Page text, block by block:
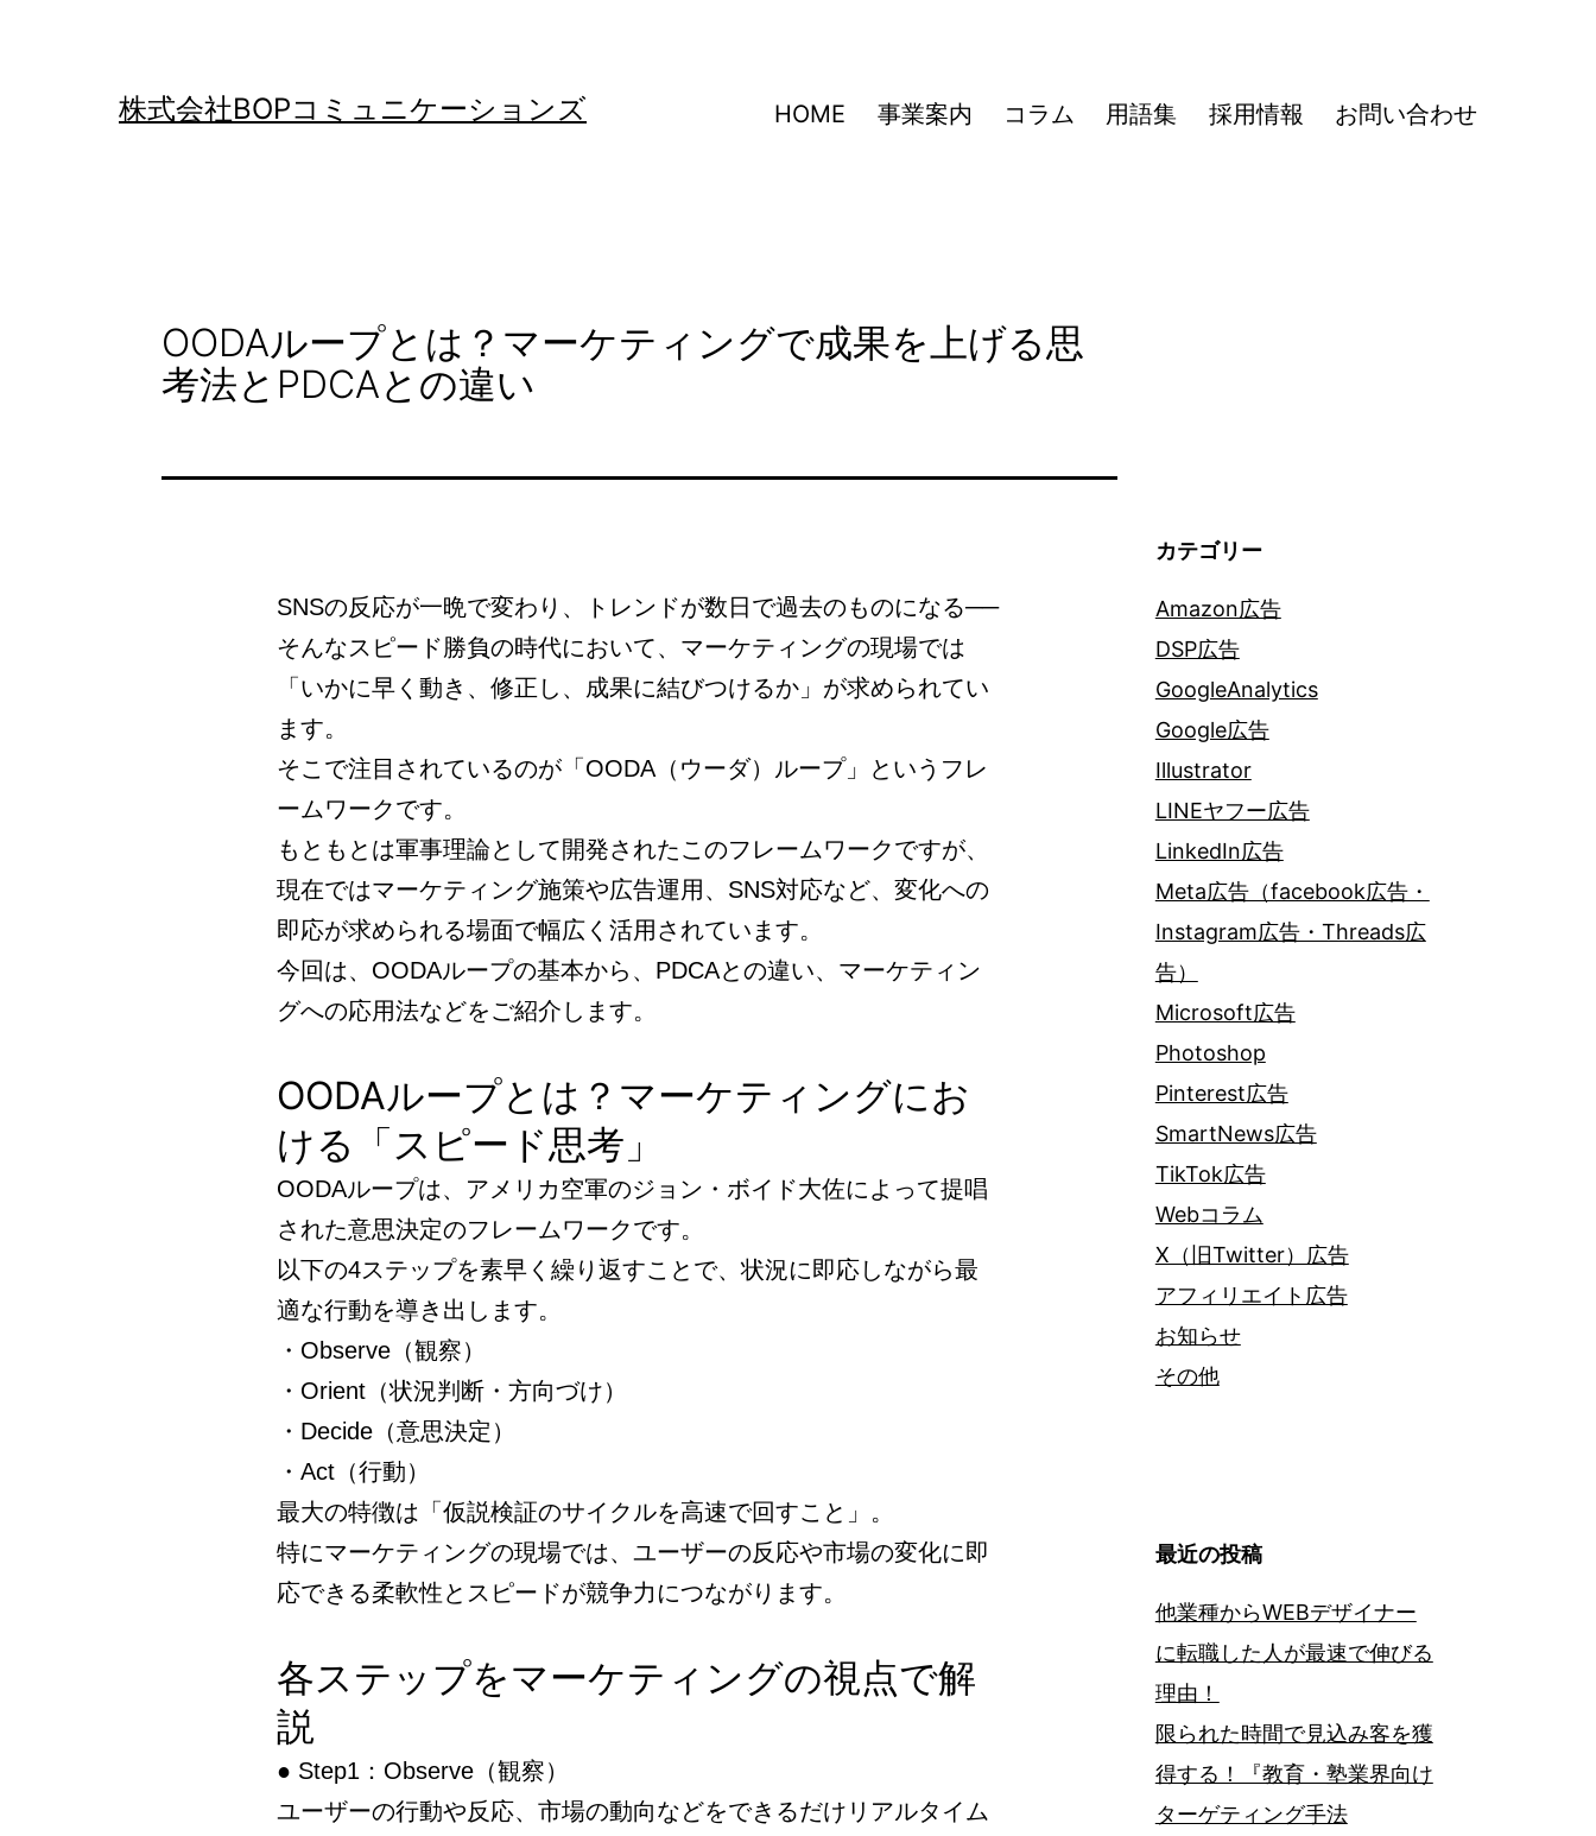
株式会社BOPコミュニケーションズ HOME 事業案内 コラム 用語集 採用情報 お問い合わせ
OODAループとは？マーケティングで成果を上げる思
考法とPDCAとの違い
SNSの反応が一晩で変わり、トレンドが数日で過去のものになる──
そんなスピード勝負の時代において、マーケティングの現場では
「いかに早く動き、修正し、成果に結びつけるか」が求められてい
ます。
そこで注目されているのが「OODA（ウーダ）ループ」というフレ
ームワークです。
もともとは軍事理論として開発されたこのフレームワークですが、
現在ではマーケティング施策や広告運用、SNS対応など、変化への
即応が求められる場面で幅広く活用されています。
今回は、OODAループの基本から、PDCAとの違い、マーケティン
グへの応用法などをご紹介します。
OODAループとは？マーケティングにお
ける「スピード思考」
OODAループは、アメリカ空軍のジョン・ボイド大佐によって提唱
された意思決定のフレームワークです。
以下の4ステップを素早く繰り返すことで、状況に即応しながら最
適な行動を導き出します。
・Observe（観察）
・Orient（状況判断・方向づけ）
・Decide（意思決定）
・Act（行動）
最大の特徴は「仮説検証のサイクルを高速で回すこと」。
特にマーケティングの現場では、ユーザーの反応や市場の変化に即
応できる柔軟性とスピードが競争力につながります。
各ステップをマーケティングの視点で解
説
● Step1：Observe（観察）
ユーザーの行動や反応、市場の動向などをできるだけリアルタイム
カテゴリー
Amazon広告
DSP広告
GoogleAnalytics
Google広告
Illustrator
LINEヤフー広告
LinkedIn広告
Meta広告（facebook広告・
Instagram広告・Threads広
告）
Microsoft広告
Photoshop
Pinterest広告
SmartNews広告
TikTok広告
Webコラム
X（旧Twitter）広告
アフィリエイト広告
お知らせ
その他
最近の投稿
他業種からWEBデザイナー
に転職した人が最速で伸びる
理由！
限られた時間で見込み客を獲
得する！『教育・塾業界向け
ターゲティング手法